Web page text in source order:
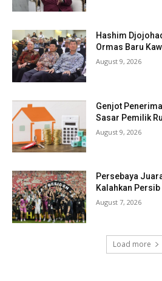
Hashim
Ormas Baru
August 9, 2026
Genjot
Sasar Pemilik
August 9, 2026
Persebaya
Kalahkan
August 7, 2026
Load more